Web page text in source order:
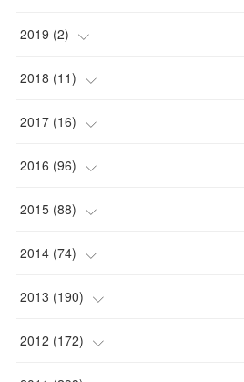
(1
( 1)
(1)
2019 (2)
( 1)
(1)
2018 (11)
(2)
(1)
(1)
(1)
2017 (16)
(1)
(2)
(1)
( 3)
2016 (96)
(2)
(5)
(6)
(3)
2015 (88)
(4)
(7)
(6)
(6)
2014 (74)
(9)
(14)
2013 (190)
(17)
2012 (172)